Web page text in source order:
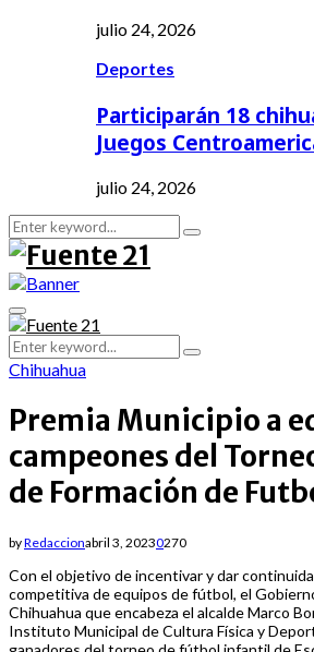
julio 24, 2026
Deportes
Participarán 18
Juegos
julio 24, 2026
Search
for:
Search
Primary
Menu
Search
for:
Search
Chihuahua
Premia Municipio a
campeones del
de Formación de
byRedaccionabril 3, 20230270
Con el objetivo de incentivar y dar
competitiva de equipos de fútbol, el
Chihuahua que encabeza el alcalde Marco
Instituto Municipal de Cultura Física y